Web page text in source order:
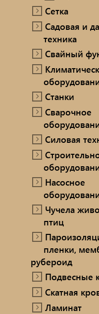
Сетка
Садовая и
техника
Свайный
Станки
Сварочное
Силовая
Насосное
Чучела
птиц
пленки,
рубероид
Подвесные
Скатная
Ламинат